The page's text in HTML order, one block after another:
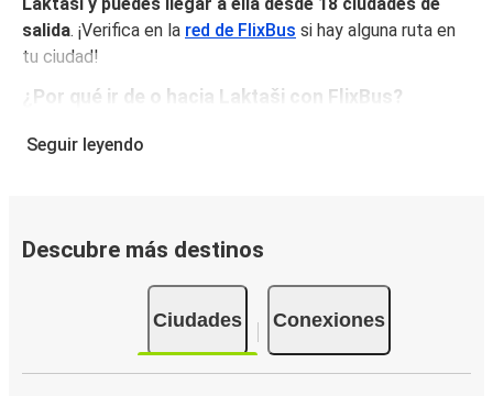
salida. ¡Verifica en la red de FlixBus si hay alguna ruta en
tu ciudad!
¿Por qué ir de o hacia Laktaši con FlixBus?
FlixBus combina precios bajos con comodidad para
enchufes. Escoge tu asiento favorito al reservar y viaja
equipaje de mano y una pieza de equipaje facturado.
autobús desde o hacia Laktaši
Seguir leyendo
Descubre más destinos
Ciudades Conexiones